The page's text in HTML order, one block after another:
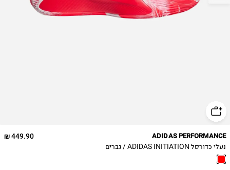
49 1\3
449.90 ₪ ADIDAS PERFORMANCE
נעלי כדורסל ADIDAS INITIATION / גברים